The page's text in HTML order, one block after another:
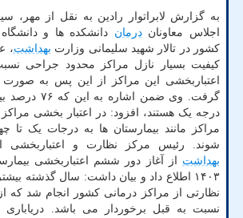
به گزارش لابراتوار رادین به نقل از مهر،
اجلاس معاوناندرمان دانشکده ها و
کشور در تالار شهید سلیمانی وزارت بهداشت،
کیفیت بسیار نازل مراکز محدود جراحی
اعتباربخشی این مراکز از این پس به
گرفت. وی ضمن
درجه یک هستند، افزود: در اعتبار بخشی
مراکز مانند بیمارستان ها به درجات یک تا
شوند. رئیس مرکز نظارت و اعتباربخشی
بهداشت
نسبت به قبل برخوردار می باشد. دریاباری